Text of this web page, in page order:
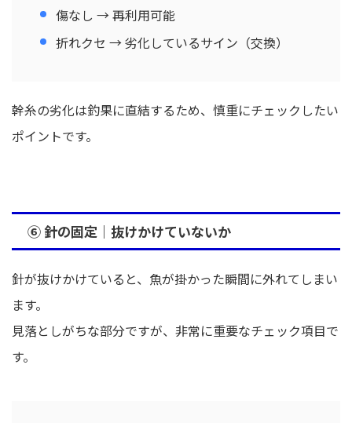
傷なし → 再利用可能
折れクセ → 劣化しているサイン（交換）
幹糸の劣化は釣果に直結するため、慎重にチェックしたい
ポイントです。
⑥ 針の固定｜抜けかけていないか
針が抜けかけていると、魚が掛かった瞬間に外れてしまい
ます。
見落としがちな部分ですが、非常に重要なチェック項目で
す。